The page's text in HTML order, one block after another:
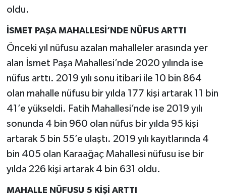
oldu.
İSMET PAŞA MAHALLESİ’NDE NÜFUS ARTTI
Önceki yıl nüfusu azalan mahalleler arasında yer
alan İsmet Paşa Mahallesi’nde 2020 yılında ise
nüfus arttı. 2019 yılı sonu itibari ile 10 bin 864
olan mahalle nüfusu bir yılda 177 kişi artarak 11 bin
41’e yükseldi. Fatih Mahallesi’nde ise 2019 yılı
sonunda 4 bin 960 olan nüfus bir yılda 95 kişi
artarak 5 bin 55’e ulaştı. 2019 yılı kayıtlarında 4
bin 405 olan Karaağaç Mahallesi nüfusu ise bir
yılda 226 kişi artarak 4 bin 631 oldu.
MAHALLE NÜFUSU 5 KİŞİ ARTTI